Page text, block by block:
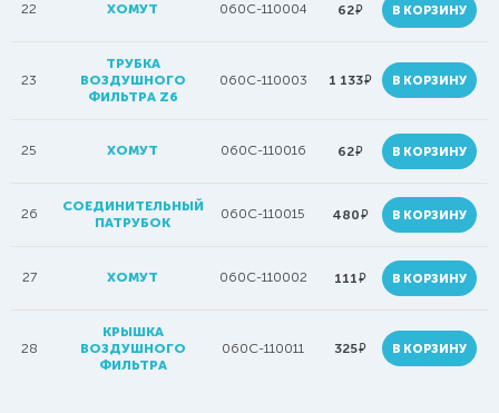
22 ХОМУТ 060C-110004 62руб. В КОРЗИНУ
23
ТРУБКА
ВОЗДУШНОГО
ФИЛЬТРА Z6
060C-110003 1 133руб. В КОРЗИНУ
25 ХОМУТ 060C-110016 62руб. В КОРЗИНУ
26
СОЕДИНИТЕЛЬНЫЙ
ПАТРУБОК
060C-110015 480руб. В КОРЗИНУ
27 ХОМУТ 060C-110002 111руб. В КОРЗИНУ
28
КРЫШКА
ВОЗДУШНОГО
ФИЛЬТРА
060C-110011 325руб. В КОРЗИНУ